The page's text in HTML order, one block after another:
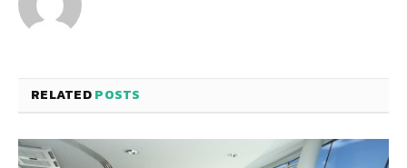
RELATEDPOSTS